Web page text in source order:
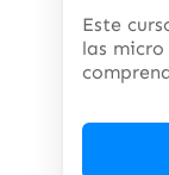
Este
las micro